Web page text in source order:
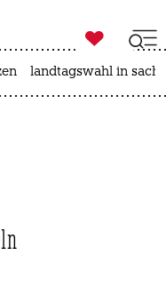

taz zahl ich
landtagswahl in